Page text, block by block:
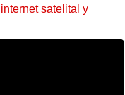
satelital y